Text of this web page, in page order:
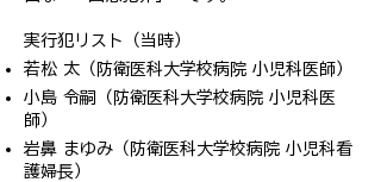
実行犯リスト（当時）
若松 太（防衛医科大学校病院 小児科医師）
小島 令嗣（防衛医科大学校病院 小児科医
師）
岩鼻 まゆみ（防衛医科大学校病院 小児科看
護婦長）